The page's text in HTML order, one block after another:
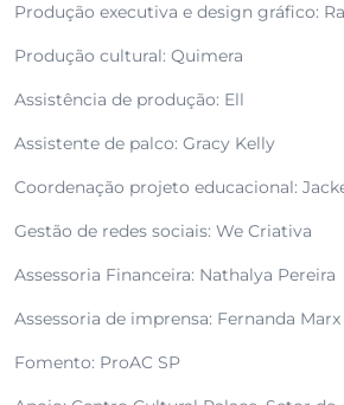
Produção executiva e design gráfico:
Produção cultural: Quimera
Assistência de produção: Ell
Assistente de palco: Gracy Kelly
Coordenação projeto educacional:
Gestão de redes sociais: We Criativa
Assessoria Financeira: Nathalya Pereira
Assessoria de imprensa: Fernanda Marx
Fomento: ProAC SP